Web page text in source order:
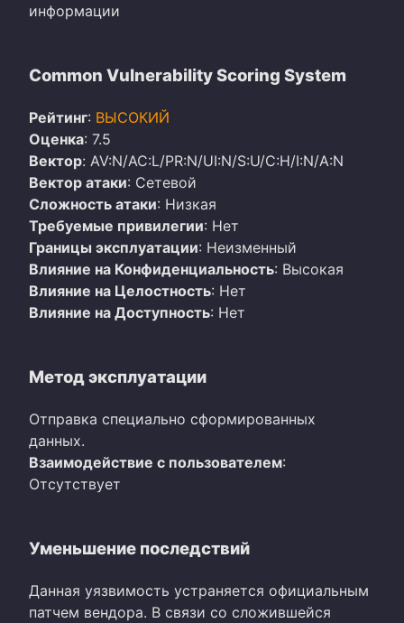
информации
Common Vulnerability Scoring System
Рейтинг: ВЫСОКИЙ
Оценка: 7.5
Вектор: AV:N/AC:L/PR:N/UI:N/S:U/C:H/I:N/A:N
Вектор атаки: Сетевой
Сложность атаки: Низкая
Требуемые привилегии: Нет
Границы эксплуатации: Неизменный
Влияние на Конфиденциальность: Высокая
Влияние на Целостность: Нет
Влияние на Доступность: Нет
Метод эксплуатации
Отправка специально сформированных
данных.
Взаимодействие с пользователем:
Отсутствует
Уменьшение последствий
Данная уязвимость устраняется официальным
патчем вендора. В связи со сложившейся